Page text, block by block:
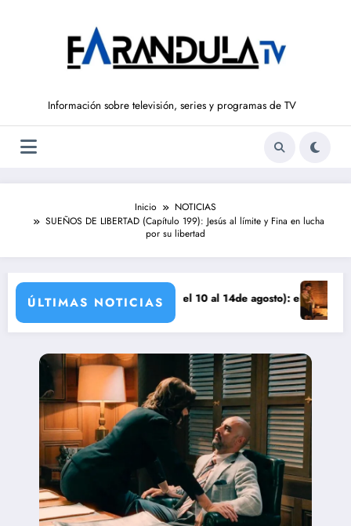
Información sobre televisión, series y programas de TV
Inicio
NOTICIAS
SUEÑOS DE LIBERTAD (Capítulo 199): Jesús al límite y Fina en lucha
por su libertad
ÚLTIMAS NOTICIAS
DE LIBERTAD’ (del 10 al 14de agosto): el secreto de Tasio
Avance